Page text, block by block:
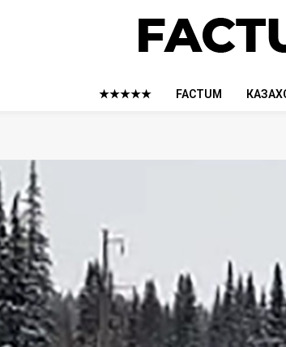
★★★★★ FACTUM